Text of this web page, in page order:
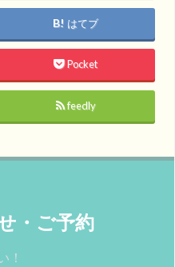
はてブ
Pocket
feedly
・ご予約
！